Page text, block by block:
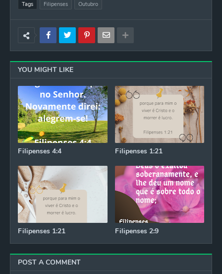
Tags Filipenses Outubro
YOU MIGHT LIKE
Filipenses 4:4 Filipenses 1:21
Filipenses 1:21 Filipenses 2:9
POST A COMMENT